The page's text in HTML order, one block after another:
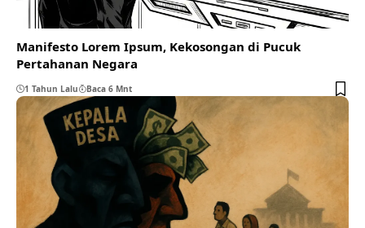
Manifesto Lorem Ipsum, Kekosongan di Pucuk
Pertahanan Negara
1 Tahun Lalu Baca 6 Mnt